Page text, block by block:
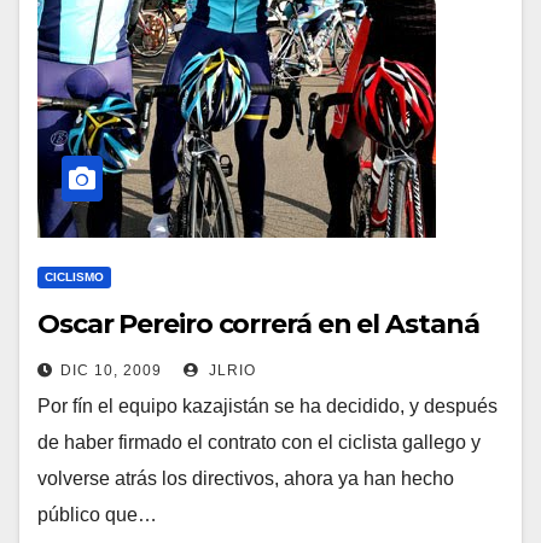
CICLISMO
Oscar Pereiro correrá en el Astaná
DIC 10, 2009 JLRIO
Por fín el equipo kazajistán se ha decidido, y después
de haber firmado el contrato con el ciclista gallego y
volverse atrás los directivos, ahora ya han hecho
público que…